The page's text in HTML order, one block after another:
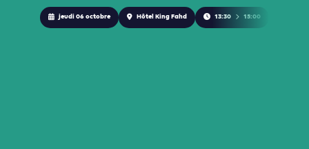
jeudi 06 octobre Hôtel King Fahd 13:30 15:00